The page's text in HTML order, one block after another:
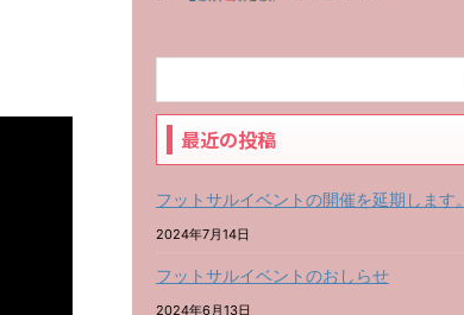
最近の投稿
フットサルイベントの開催を延期します。
2024年7月14日
フットサルイベントのおしらせ
2024年6月13日